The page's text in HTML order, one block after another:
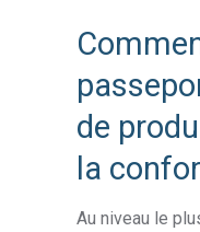
de
la
Au niveau le